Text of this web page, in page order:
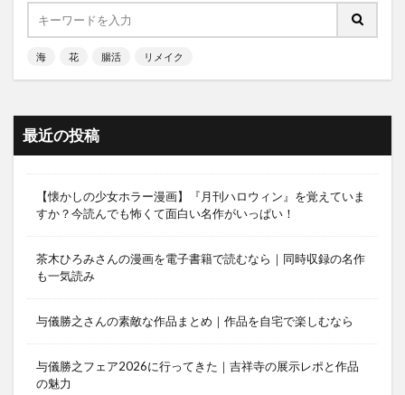
海 花 腸活 リメイク
最近の投稿
【懐かしの少女ホラー漫画】『月刊ハロウィン』を覚えていま
すか？今読んでも怖くて面白い名作がいっぱい！
茶木ひろみさんの漫画を電子書籍で読むなら｜同時収録の名作
も一気読み
与儀勝之さんの素敵な作品まとめ｜作品を自宅で楽しむなら
与儀勝之フェア2026に行ってきた｜吉祥寺の展示レポと作品
の魅力